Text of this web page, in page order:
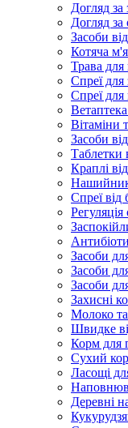
Догляд за
Догляд за
Засоби
Котяча
Трава для
Спреї для
Спреї для
Вітаміни
Засоби
Таблетки
Краплі
Спреї від
Регуляція
Засоби
Засоби
Засоби
Захисні
Молоко
Швидке
Корм для
Сухий
Ласощі
Деревні